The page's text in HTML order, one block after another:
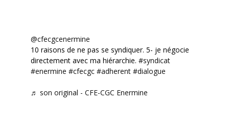
@cfecgcenermine
10 raisons de ne pas se syndiquer. 5- je négocie
directement avec ma hiérarchie. #syndicat
#enermine #cfecgc #adherent #dialogue
♬ son original - CFE-CGC Enermine